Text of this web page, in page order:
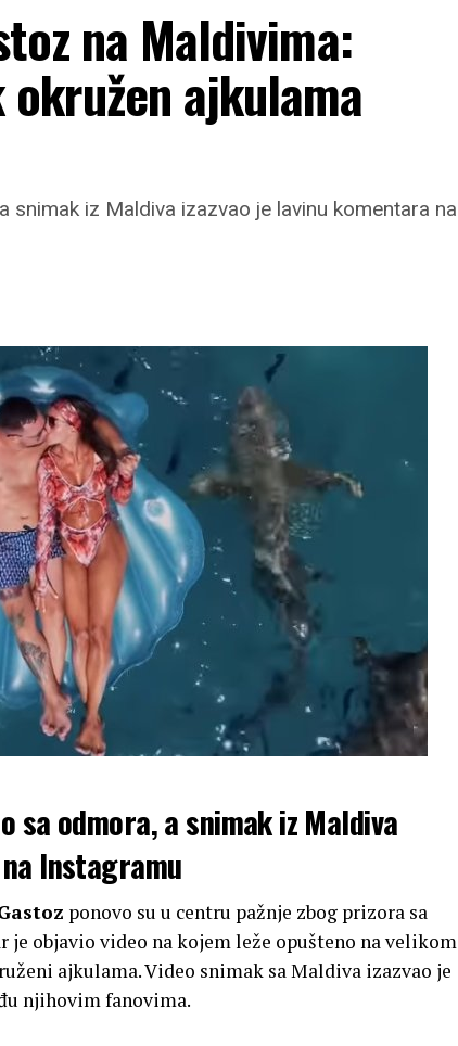
na Maldivima:
ajkulama
snimak iz Maldiva izazvao je lavinu komentara na
sa odmora, a snimak iz Maldiva
Instagramu
ponovo su u centru pažnje zbog prizora sa
objavio video na kojem leže opušteno na velikom
ajkulama. Video snimak sa Maldiva izazvao je
njihovim fanovima.